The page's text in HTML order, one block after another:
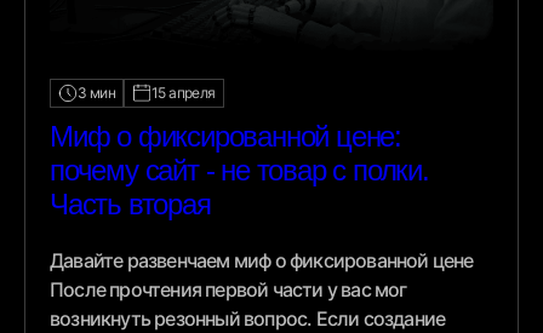
3 мин 15 апреля
Миф о фиксированной цене:
почему сайт - не товар с полки.
Часть вторая
Давайте развенчаем миф о фиксированной цене
После прочтения первой части у вас мог
возникнуть резонный вопрос. Если создание